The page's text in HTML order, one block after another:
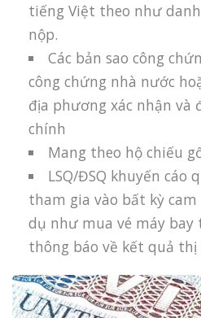
tiếng Việt theo như
nộp.
Các bản sao công
công chứng nhà nước
địa phương xác nhận và
chính
Mang theo hộ chiếu
LSQ/ĐSQ khuyến cáo
tham gia vào bất kỳ
dụ như mua vé máy
thông báo về kết quả